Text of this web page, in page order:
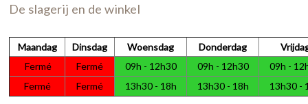
De slagerij en de winkel
Maandag Dinsdag Woensdag Donderdag
Fermé
Fermé 09h - 12h30 09h - 12h30
09h -
Fermé
Fermé 13h30 - 18h 13h30 - 18h 13h30 -